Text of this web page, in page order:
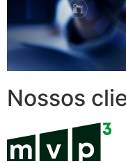
Nossos